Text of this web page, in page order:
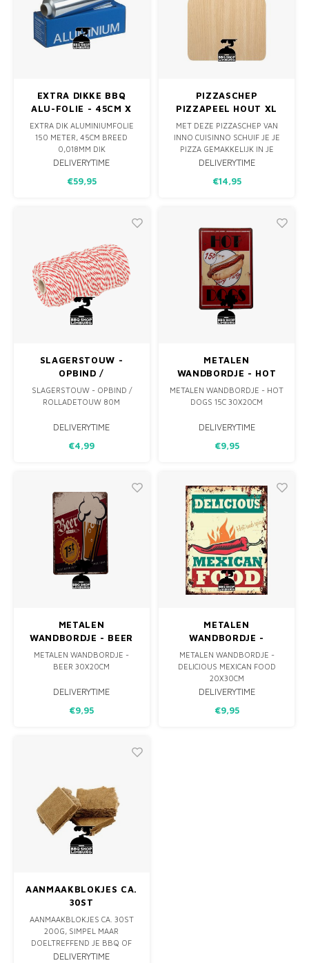
EXTRA DIKKE BBQ
ALU-FOLIE - 45CM X
150M 18MY
EXTRA DIK ALUMINIUMFOLIE
150 METER, 45CM BREED
0,018MM DIK
EXTRA DIK COMPETITION
DELIVERYTIME
€59,95
PIZZASCHEP
PIZZAPEEL HOUT XL
37CM
MET DEZE PIZZASCHEP VAN
INNO CUISINNO SCHUIF JE JE
PIZZA GEMAKKELIJK IN JE
OVEN. DE RAND LOOPT
PIZZABODEM MAKKELIJK OP
SERVEREN EN SNIJDEN!
DELIVERYTIME
€14,95
SLAGERSTOUW -
OPBIND /
ROLLADETOUW 80M
SLAGERSTOUW - OPBIND /
ROLLADETOUW 80M
DELIVERYTIME
€4,99
METALEN
WANDBORDJE - HOT
DOGS 15C 30X20CM
METALEN WANDBORDJE - HOT
DOGS 15C 30X20CM
DELIVERYTIME
€9,95
METALEN
WANDBORDJE - BEER
30X20CM
METALEN WANDBORDJE -
BEER 30X20CM
DELIVERYTIME
€9,95
METALEN
WANDBORDJE -
DELICIOUS MEXICAN
FOOD 20X30CM
METALEN WANDBORDJE -
DELICIOUS MEXICAN FOOD
20X30CM
DELIVERYTIME
€9,95
AANMAAKBLOKJES CA.
30ST
AANMAAKBLOKJES CA. 30ST
200G, SIMPEL MAAR
DOELTREFFEND JE BBQ OF
VUURKORF AANMAKEN.
DELIVERYTIME